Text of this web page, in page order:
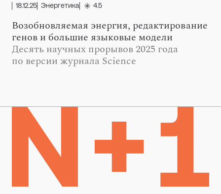
18.12.25 Энергетика 4.5
Возобновляемая энергия, редактирование
генов и большие языковые модели
Десять научных прорывов 2025 года
по версии журнала Science